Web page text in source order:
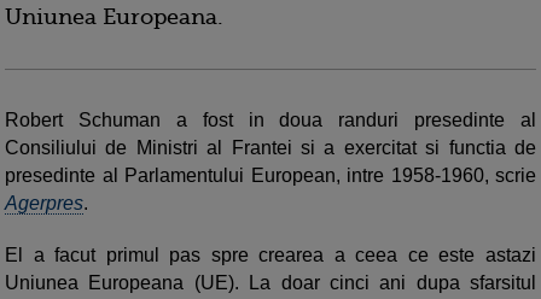
Uniunea Europeana.
Robert Schuman a fost in doua randuri presedinte al
Consiliului de Ministri al Frantei si a exercitat si functia de
presedinte al Parlamentului European, intre 1958-1960, scrie
Agerpres.
El a facut primul pas spre crearea a ceea ce este astazi
Uniunea Europeana (UE). La doar cinci ani dupa sfarsitul